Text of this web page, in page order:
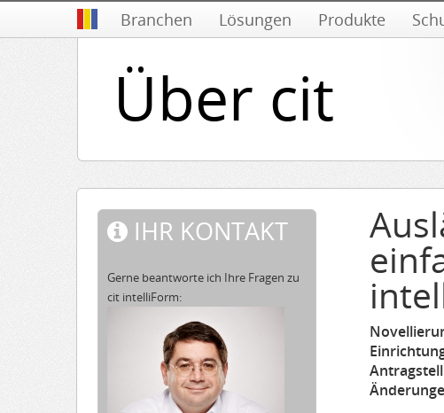
Branchen Lösungen Produkte
Über cit
IHR KONTAKT
Gerne beantworte ich Ihre Fragen zu
cit intelliForm: